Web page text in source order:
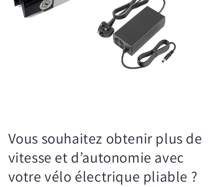
Vous souhaitez obtenir plus de
vitesse et d’autonomie avec
votre vélo électrique pliable ?